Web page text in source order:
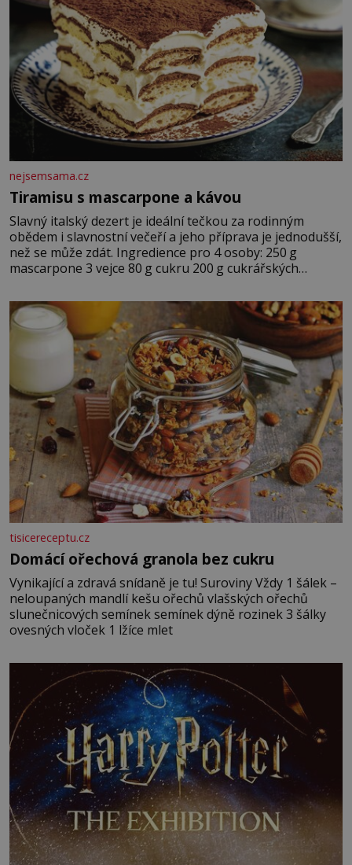
nejsemsama.cz
Tiramisu s mascarpone a kávou
Slavný italský dezert je ideální tečkou za rodinným
obědem i slavnostní večeří a jeho příprava je jednodušší,
než se může zdát. Ingredience pro 4 osoby: 250 g
mascarpone 3 vejce 80 g cukru 200 g cukrářských
posypání Postup: Oddělte žloutky od bílků. Žloutky
vyšlehejte s cukrem do světlé pěny a postupně do nich
vmíchejte mascarpone, aby vznikl hladký
tisicereceptu.cz
Domácí ořechová granola bez cukru
Vynikající a zdravá snídaně je tu! Suroviny Vždy 1 šálek –
neloupaných mandlí kešu ořechů vlašských ořechů
slunečnicových semínek semínek dýně rozinek 3 šálky
ovesných vloček 1 lžíce mlet